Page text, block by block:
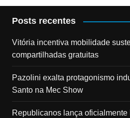
Posts recentes
Vitória incentiva mobilidade
compartilhadas gratuitas
Pazolini exalta protagonismo
Santo na Mec Show
Republicanos lança